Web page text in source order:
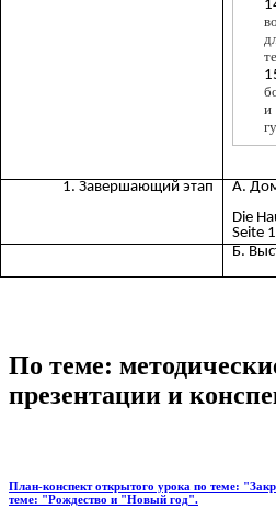
и
Завершающий этап
А.
Die
Seite
Б.
По теме:
презентации и
План-конспект открытого урока по теме:
теме: "Рождество и "Новый год".